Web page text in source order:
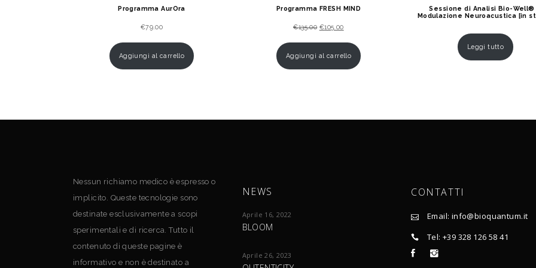
Programma AurOra
€79.00
Aggiungi al carrello
Programma FRESH MIND
€135.00 Il
prezzo
originale
€105.00Il
prezzo
attuale
Aggiungi al carrello
Sessione di Analisi Bio-Well®
Modulazione Neuroacustica [in
Leggi tutto
Nessun richiamo medico è espresso o
implicito. Queste tecnologie sono
destinate esclusivamente a scopi
sperimentali e di ricerca. Tutto il
contenuto di queste pagine è
informativo e non è destinato a
NEWS
Aprile 16, 2022
BLOOM
Aprile 26, 2023
CONTATTI
Email: info@bioquantum.it
Tel: +39 328 126 58 41